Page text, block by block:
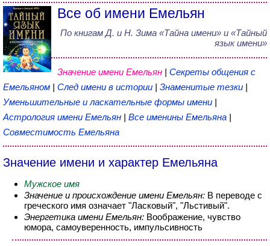
Все об имени Емельян
По книгам Д. и Н. Зима «Тайна имени» и «Тайный
язык имени»
Значение имени Емельян | Секреты общения с
Емельяном | След имени в истории | Знаменитые тезки |
Уменьшительные и ласкательные формы имени |
Астрология имени Емельян | Все именины Емельяна |
Совместимость Емельяна
Значение имени и характер Емельяна
Мужское имя
Значение и происхождение имени Емельян: В переводе с
греческого имя означает "Ласковый", "Льстивый".
Энергетика имени Емельян: Воображение, чувство
юмора, самоуверенность, импульсивность